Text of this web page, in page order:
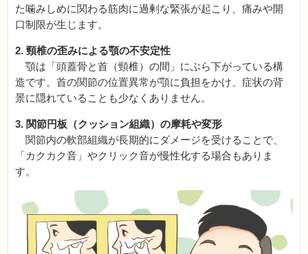
た噛みしめに関わる筋肉に過剰な緊張が起こり、痛みや開
口制限が生じます。
2. 頸椎の歪みによる顎の不安定性
顎は「頭蓋骨と首（頸椎）の間」にぶら下がっている構
造です。首の関節の位置異常が顎に負担をかけ、症状の背
景に隠れていることも少なくありません。
3. 関節円板（クッション組織）の摩耗や変形
関節内の軟部組織が長期的にダメージを受けることで、
「カクカク音」やクリック音が慢性化する場合もありま
す。